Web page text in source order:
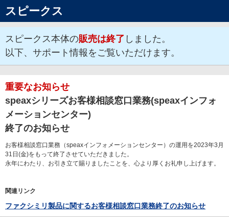
スピークス
スピークス本体の販売は終了 しました。
以下、サポート情報をご覧いただけます。
重要なお知らせ
speaxシリーズお客様相談窓口業務(speaxインフォ
メーションセンター)
終了のお知らせ
お客様相談窓口業務（speaxインフォメーションセンター）の運用を2023年3月
31日(金)をもって終了させていただきました。
永年にわたり、お引き立て賜りましたことを、心より厚くお礼申し上げます。
関連リンク
ファクシミリ製品に関するお客様相談窓口業務終了のお知らせ